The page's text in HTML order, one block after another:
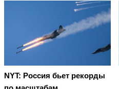
NYT: Россия бьет рекорды